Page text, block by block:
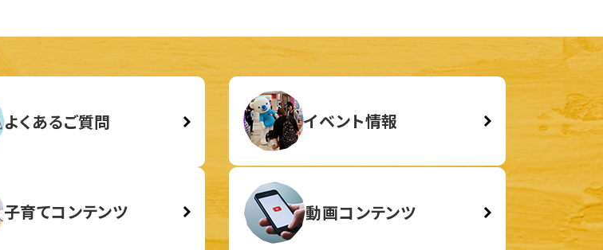
よくあるご質問 イベント情報
子育てコンテンツ 動画コンテンツ